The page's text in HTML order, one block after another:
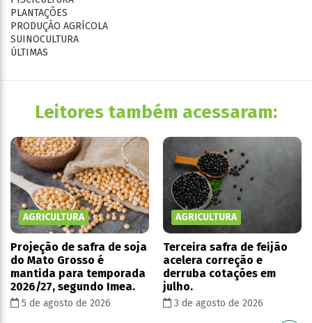
PLANTAÇÕES
PRODUÇÃO AGRÍCOLA
SUINOCULTURA
ÚLTIMAS
Leitores também acessaram:
AGRICULTURA
Projeção de safra de soja
do Mato Grosso é
mantida para temporada
2026/27, segundo Imea.
5 de agosto de 2026
AGRICULTURA
Terceira safra de feijão
acelera correção e
derruba cotações em
julho.
3 de agosto de 2026